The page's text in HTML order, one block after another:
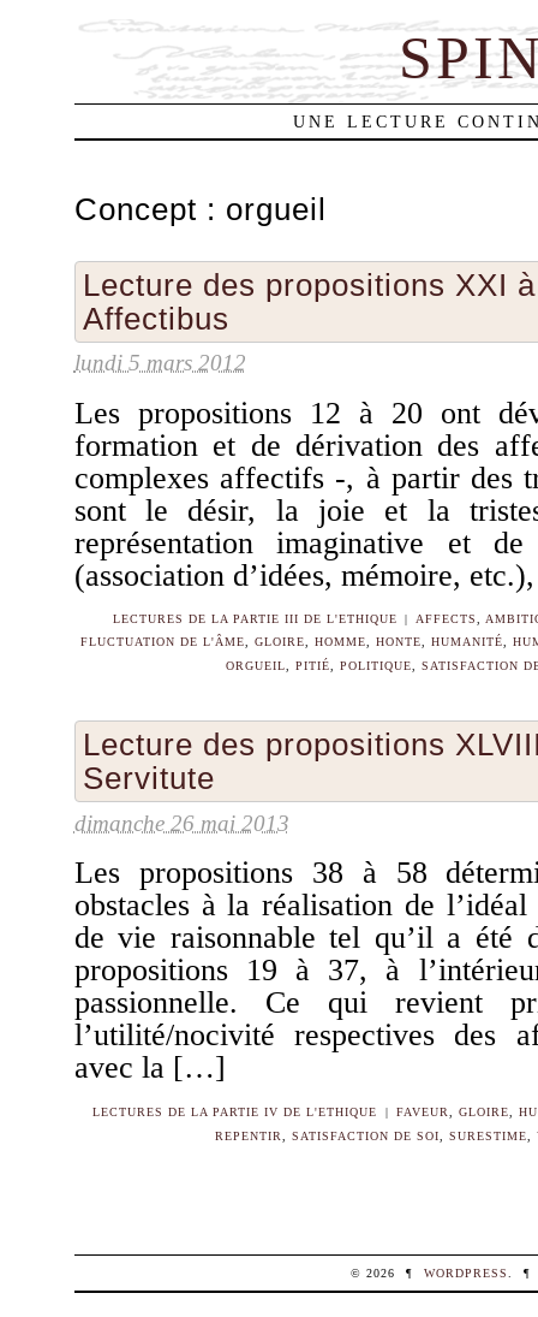
UNE LECTURE
Concept : orgueil
Lecture des propositions XXI
Affectibus
lundi 5 mars 2012
Les propositions 12 à 20 ont
formation et de dérivation des
complexes affectifs -, à partir des
sont le désir, la joie et la
représentation imaginative et
(association d’idées, mémoire,
LECTURES DE LA PARTIE III DE L'ETHIQUE AFFECTS,
FLUCTUATION DE L'ÂME, GLOIRE, HOMME, HONTE, HUMANITÉ,
ORGUEIL,PITIÉ,POLITIQUE,SATISFACTION
Lecture des propositions
Servitute
dimanche 26 mai 2013
Les propositions 38 à 58
obstacles à la réalisation de
de vie raisonnable tel qu’il a été
propositions 19 à 37, à
passionnelle. Ce qui revient
l’utilité/nocivité respectives des
avec la […]
LECTURES DE LA PARTIE IV DE L'ETHIQUE | FAVEUR GLOIRE
REPENTIR
SATISFACTION DE SOI SURESTIME
© 2026 ¶ WORDPRESS ¶